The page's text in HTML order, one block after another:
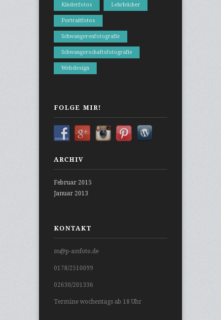
Kinderfotos Lehrbücher
Portraitfotos
Schwangerenfotografie
Schwangerschaftsfotografie
Webdesign
FOLGE MIR!
ARCHIV
Februar 2015
Januar 2013
KONTAKT
m@p-assfoto.de
0178/2510099
02630/201336
Termine wochentags ab 18 Uhr